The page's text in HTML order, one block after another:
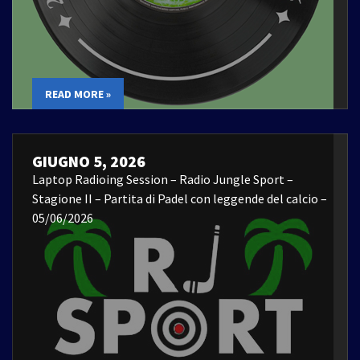
READ MORE »
GIUGNO 5, 2026
Laptop Radioing Session – Radio Jungle Sport –
Stagione II – Partita di Padel con leggende del calcio –
05/06/2026